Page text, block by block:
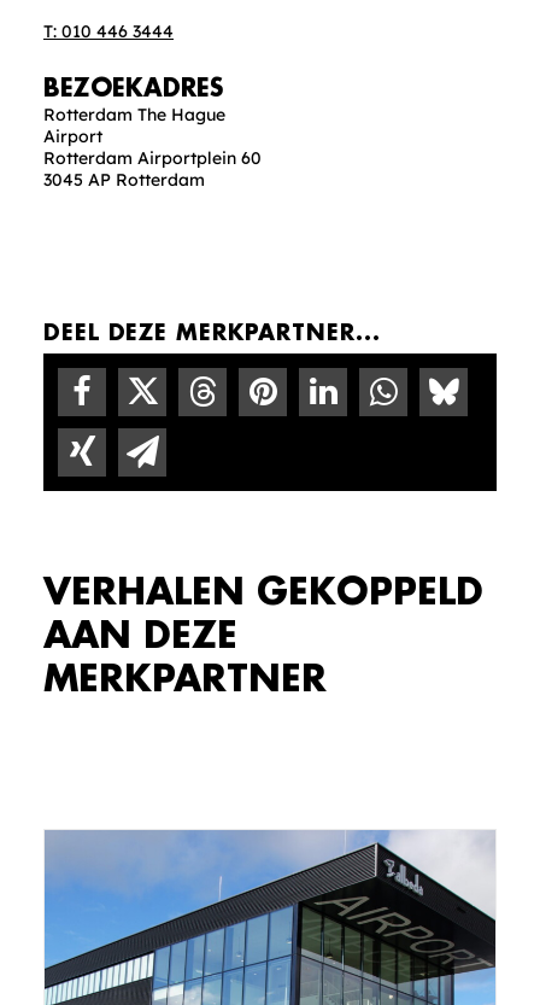
T: 010 446 3444
BEZOEKADRES
Rotterdam The Hague
Airport
Rotterdam Airportplein 60
3045 AP Rotterdam
DEEL DEZE MERKPARTNER...
VERHALEN GEKOPPELD
AAN DEZE
MERKPARTNER